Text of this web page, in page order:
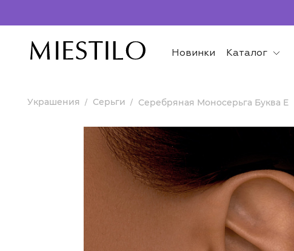
Новинки
Каталог
Украшения Серьги Серебряная Моносерьга Буква E